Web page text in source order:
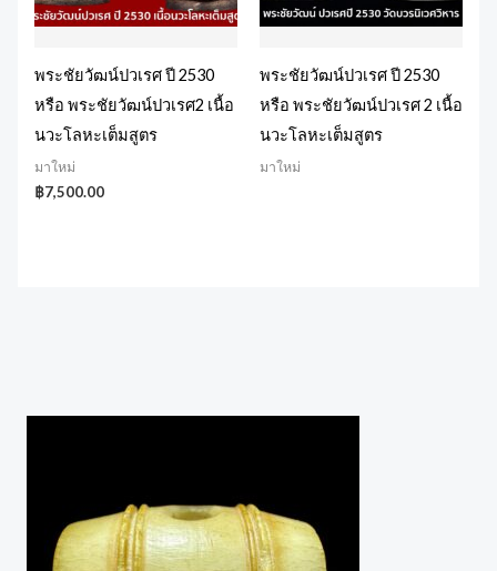
พระชัยวัฒน์ปวเรศ ปี 2530
หรือ พระชัยวัฒน์ปวเรศ2 เนื้อ
นวะโลหะเต็มสูตร
มาใหม่
฿7,500.00
พระชัยวัฒน์ปวเรศ ปี 2530
หรือ พระชัยวัฒน์ปวเรศ 2 เนื้อ
นวะโลหะเต็มสูตร
มาใหม่